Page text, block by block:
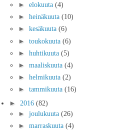
► elokuuta (4)
► heinäkuuta (10)
► kesäkuuta (6)
► toukokuuta (6)
► huhtikuuta (5)
► maaliskuuta (4)
► helmikuuta (2)
► tammikuuta (16)
► 2016 (82)
► joulukuuta (26)
► marraskuuta (4)